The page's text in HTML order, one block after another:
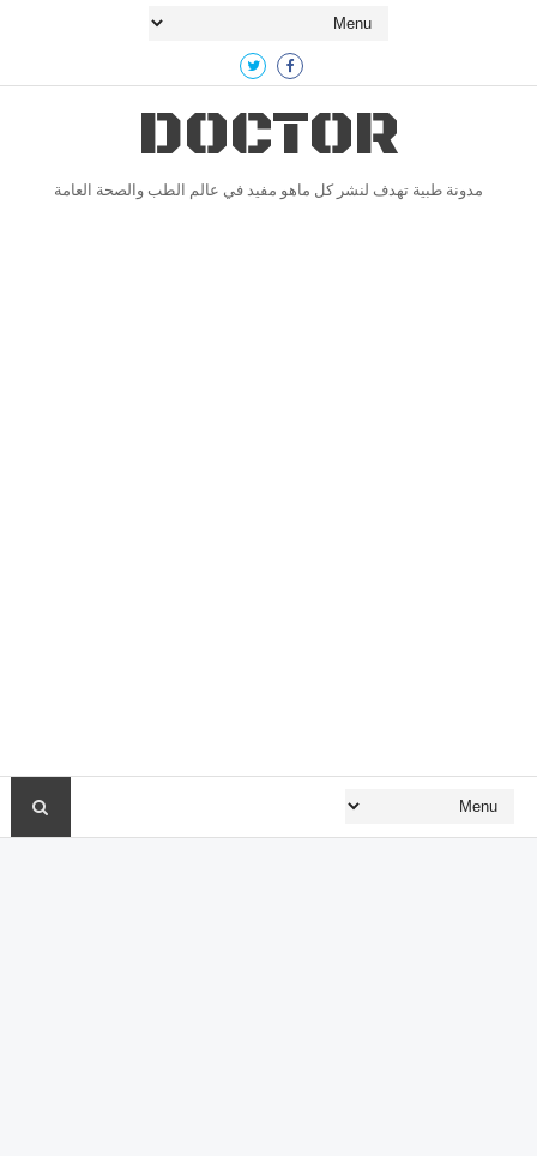
DOCTOR
مدونة طبية تهدف لنشر كل ماهو مفيد في عالم الطب والصحة العامة